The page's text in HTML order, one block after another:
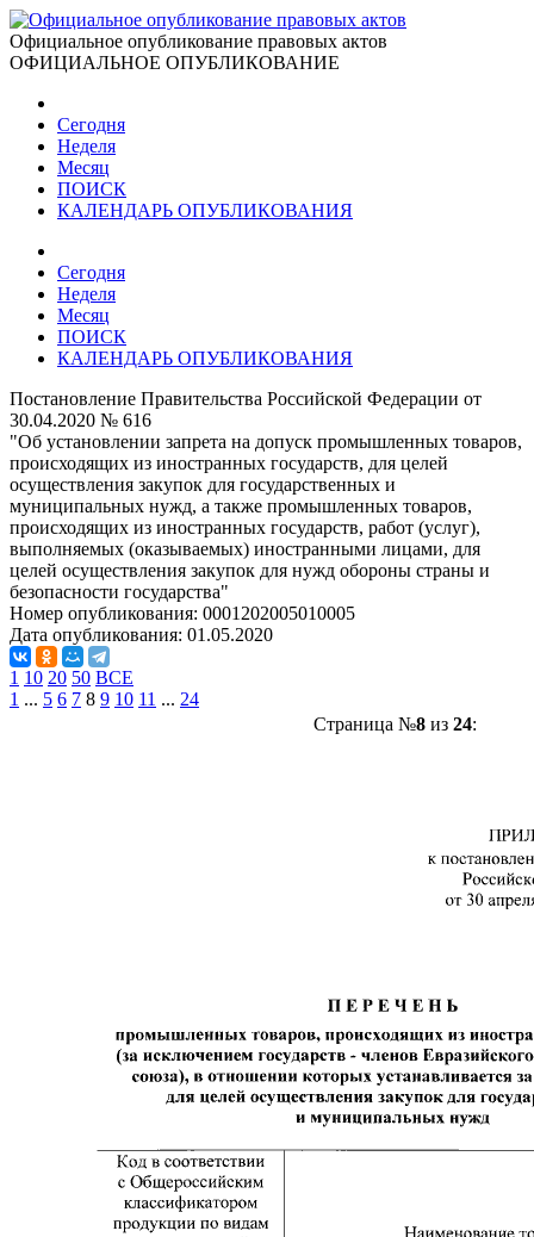
Официальное опубликование правовых актов
ОФИЦИАЛЬНОЕ ОПУБЛИКОВАНИЕ
Сегодня
Неделя
Месяц
ПОИСК
КАЛЕНДАРЬ ОПУБЛИКОВАНИЯ
Сегодня
Неделя
Месяц
ПОИСК
КАЛЕНДАРЬ ОПУБЛИКОВАНИЯ
Постановление Правительства Российской Федерации от
30.04.2020 № 616
"Об установлении запрета на допуск промышленных товаров,
происходящих из иностранных государств, для целей
осуществления закупок для государственных и
муниципальных нужд, а также промышленных товаров,
происходящих из иностранных государств, работ (услуг),
выполняемых (оказываемых) иностранными лицами, для
целей осуществления закупок для нужд обороны страны и
безопасности государства"
Номер опубликования: 0001202005010005
Дата опубликования: 01.05.2020
1 10 20 50 ВСЕ
1 ... 5 6 7 8 9 10 11 ... 24
Страница №8из 24: